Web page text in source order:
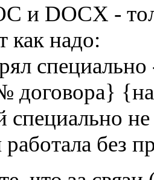
и DOCX -
как надо:
специально
договора}
без